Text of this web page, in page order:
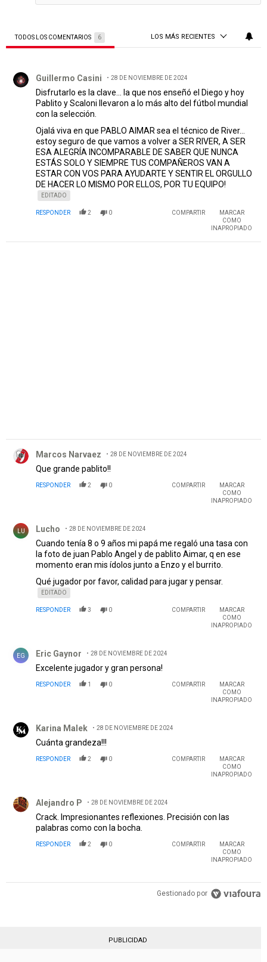
TODOS LOS COMENTARIOS 6 LOS MÁS RECIENTES
Guillermo Casini 28 DE NOVIEMBRE DE 2024
Disfrutarlo es la clave... la que nos enseñó el Diego y hoy
Pablito y Scaloni llevaron a lo más alto del fútbol mundial
con la selección.
Ojalá viva en que PABLO AIMAR sea el técnico de River...
estoy seguro de que vamos a volver a SER RIVER, A SER
ESA ALEGRÍA INCOMPARABLE DE SABER QUE NUNCA
ESTÁS SOLO Y SIEMPRE TUS COMPAÑEROS VAN A
ESTAR CON VOS PARA AYUDARTE Y SENTIR EL ORGULLO
DE HACER LO MISMO POR ELLOS, POR TU EQUIPO!
EDITADO
RESPONDER 2 0 COMPARTIR
MARCAR
COMO
INAPROPIADO
Marcos Narvaez 28 DE NOVIEMBRE DE 2024
Que grande pablito!!
RESPONDER 2 0 COMPARTIR
MARCAR
COMO
INAPROPIADO
LU Lucho 28 DE NOVIEMBRE DE 2024
Cuando tenía 8 o 9 años mi papá me regaló una tasa con
la foto de juan Pablo Angel y de pablito Aimar, q en ese
momento eran mis ídolos junto a Enzo y el burrito.
Qué jugador por favor, calidad para jugar y pensar.
EDITADO
RESPONDER 3 0 COMPARTIR
MARCAR
COMO
INAPROPIADO
EG Eric Gaynor 28 DE NOVIEMBRE DE 2024
Excelente jugador y gran persona!
RESPONDER 1 0 COMPARTIR
MARCAR
COMO
INAPROPIADO
Karina Malek 28 DE NOVIEMBRE DE 2024
Cuánta grandeza!!!
RESPONDER 2 0 COMPARTIR
MARCAR
COMO
INAPROPIADO
Alejandro P 28 DE NOVIEMBRE DE 2024
Crack. Impresionantes reflexiones. Precisión con las
palabras como con la bocha.
RESPONDER 2 0 COMPARTIR
MARCAR
COMO
INAPROPIADO
Gestionado por
PUBLICIDAD